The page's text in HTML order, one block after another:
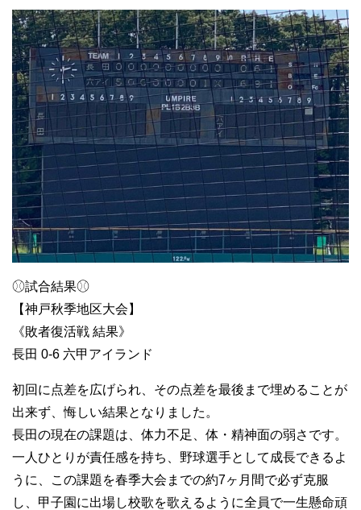
⚾︎試合結果⚾︎
【神戸秋季地区大会】
《敗者復活戦 結果》
長田 0-6 六甲アイランド
初回に点差を広げられ、その点差を最後まで埋めることが
出来ず、悔しい結果となりました。
長田の現在の課題は、体力不足、体・精神面の弱さです。
一人ひとりが責任感を持ち、野球選手として成長できるよ
うに、この課題を春季大会までの約7ヶ月間で必ず克服
し、甲子園に出場し校歌を歌えるように全員で一生懸命頑